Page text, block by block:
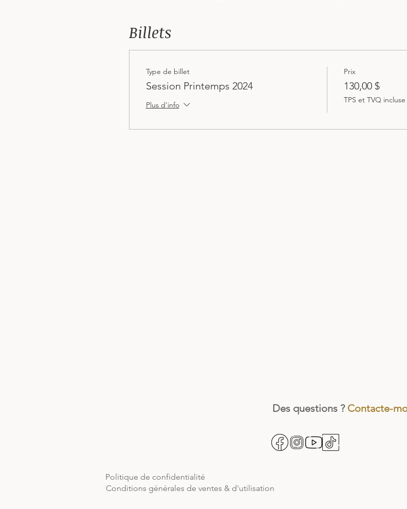
Billets
Type de billet
Session Printemps 2024
Plus d'info
Prix
130,00 $
TPS et TVQ incluse
Des questions ? Contacte-
Politique de confidentialité
Conditions générales de ventes & d'utilisation